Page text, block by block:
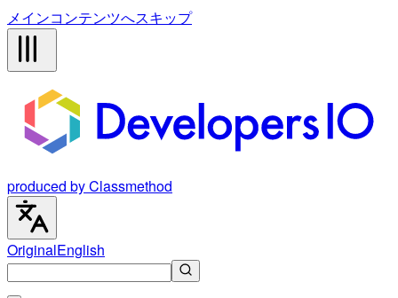
メインコンテンツへスキップ
produced by Classmethod
OriginalEnglish